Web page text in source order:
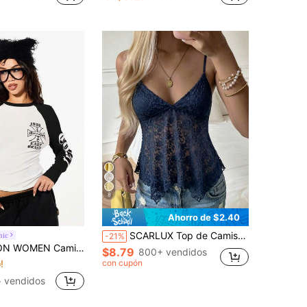
de manga larga con estampado de cruz y detalles numéricos para mujer
vendidos
8
Ahorro de $2.40
-21% SCARLUX Top de Camiseta de Encaje Floral de Verano Y2K para Mujer, Cuello en V, Tirantes Finos, Dobladillo Irregular, Top Casual para Regreso a Clases, Atuendos Diarios de Calle
$8.79 800+ vendidos
con cupón